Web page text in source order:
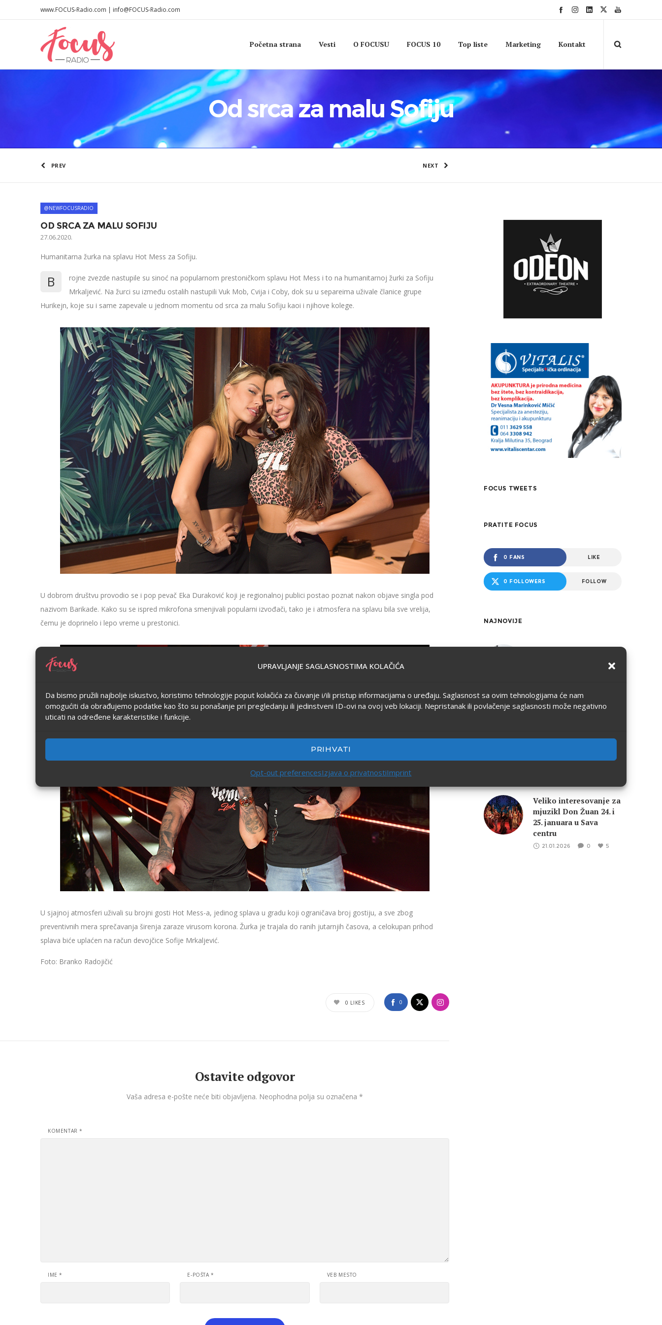
UPRAVLJANJE SAGLASNOSTIMA KOLAČIĆA
Da bismo pružili najbolje iskustvo, koristimo tehnologije poput kolačića za čuvanje i/ili pristup informacijama o uređaju. Saglasnost sa ovim tehnologijama će nam
omogućiti da obrađujemo podatke kao što su ponašanje pri pregledanju ili jedinstveni ID-ovi na ovoj veb lokaciji. Nepristanak ili povlačenje saglasnosti može negativno
uticati na određene karakteristike i funkcije.
PRIHVATI
Opt-out preferencesIzjava o privatnostiImprint
www.FOCUS-Radio.com | info@FOCUS-Radio.com
Početna strana Vesti O FOCUSU FOCUS 10 Top liste Marketing Kontakt
Od srca za malu Sofiju
PREV NEXT
@NEWFOCUSRADIO
OD SRCA ZA MALU SOFIJU
27.06.2020.
Humanitarna žurka na splavu Hot Mess za Sofiju.
B
rojne zvezde nastupile su sinoć na popularnom prestoničkom splavu Hot Mess i to na humanitarnoj žurki za Sofiju
Mrkaljević. Na žurci su između ostalih nastupili Vuk Mob, Cvija i Coby, dok su u separeima uživale članice grupe
Hurikejn, koje su i same zapevale u jednom momentu od srca za malu Sofiju kaoi i njihove kolege.
U dobrom društvu provodio se i pop pevač Eka Duraković koji je regionalnoj publici postao poznat nakon objave singla pod
nazivom Barikade. Kako su se ispred mikrofona smenjivali popularni izvođači, tako je i atmosfera na splavu bila sve vrelija,
čemu je doprinelo i lepo vreme u prestonici.
U sjajnoj atmosferi uživali su brojni gosti Hot Mess-a, jedinog splava u gradu koji ograničava broj gostiju, a sve zbog
preventivnih mera sprečavanja širenja zaraze virusom korona. Žurka je trajala do ranih jutarnjih časova, a celokupan prihod
splava biće uplaćen na račun devojčice Sofije Mrkaljević.
Foto: Branko Radojičić
0
0 LIKES
Ostavite odgovor
Vaša adresa e-pošte neće biti objavljena. Neophodna polja su označena *
KOMENTAR*
IME* E-POŠTA* VEB MESTO
FOCUS TWEETS
PRATITE FOCUS
0 FANS LIKE
0 FOLLOWERS FOLLOW
NAJNOVIJE
Međunarodna
konferencija – Rodna
ravnopravnost u Srbiji i
zajednici – naučni i
realistički kontekst
eFinity postavlja
Veliko interesovanje za
mjuzikl Don Žuan 24. i
25. januara u Sava
centru
21.01.2026 0 5